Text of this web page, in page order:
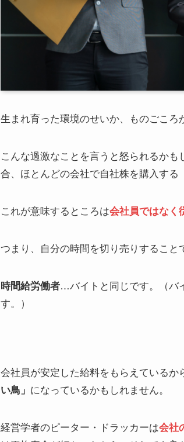
生まれ育った環境のせいか、ものごころ
こんな過激なことを言うと怒られるか
合、ほとんどの会社で自社株を購入する
これが意味するところは会社員ではなく
つまり、自分の時間を切り売りすること
時間給労働者…バイトと同じです。（バ
す。）
会社員が安定した給料をもらえている
い鳥」 になっているかもしれません。
経営学者のピーター・ドラッカーは会社